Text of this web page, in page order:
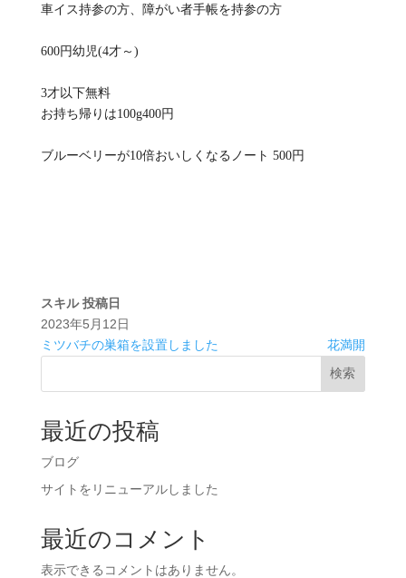
車イス持参の方、障がい者手帳を持参の方
600円幼児(4才～)
3才以下無料
お持ち帰りは100g400円
ブルーベリーが10倍おいしくなるノート 500円
スキル 投稿日
2023年5月12日
ミツバチの巣箱を設置しました
花満開
検索
最近の投稿
ブログ
サイトをリニューアルしました
最近のコメント
表示できるコメントはありません。